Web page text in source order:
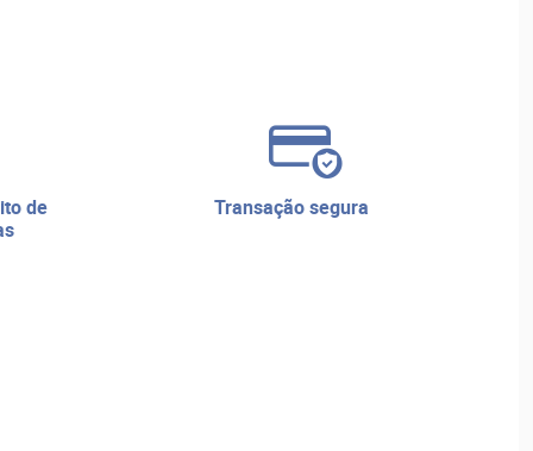
transação segura